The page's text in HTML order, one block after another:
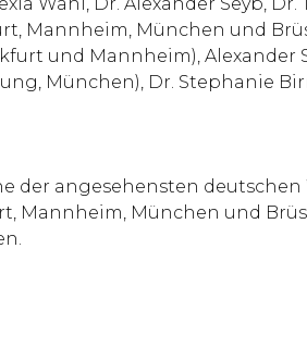
Wahl, Dr. Alexander Seyb,
Mannheim, München und
und Mannheim), Alexander
München), Dr. Stephanie
angesehensten
Mannheim, München und